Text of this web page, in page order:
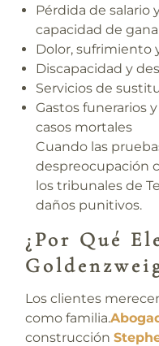
Pérdida de salario
capacidad de
Dolor, sufrimiento
Discapacidad y
Servicios de
Gastos funerarios
casos mortales
Cuando las
despreocupación
los tribunales de
daños punitivos.
¿Por Qué
Los clientes
como familia.
construcción